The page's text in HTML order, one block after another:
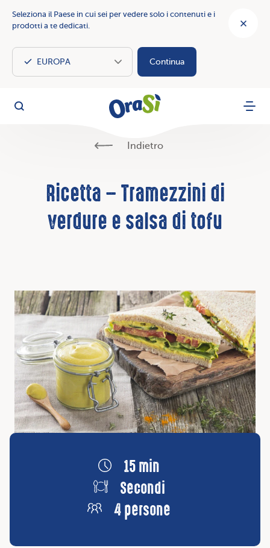
Seleziona il Paese in cui sei per vedere solo i contenuti e i
prodotti a te dedicati.
Continua
OraSì
Cerca Menu
Indietro
Ricetta – Tramezzini di
verdure e salsa di tofu
15 min
Secondi
4 persone